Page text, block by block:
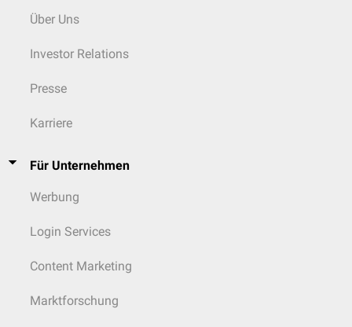
Über Uns
Investor Relations
Presse
Karriere
Für Unternehmen
Werbung
Login Services
Content Marketing
Marktforschung